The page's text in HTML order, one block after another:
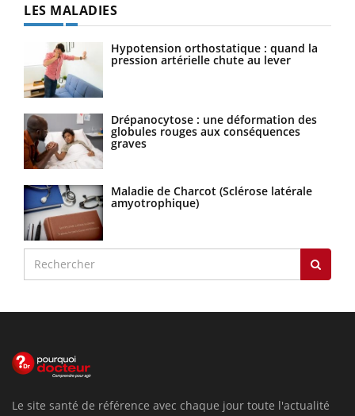
LES MALADIES
Hypotension orthostatique : quand la
pression artérielle chute au lever
Drépanocytose : une déformation des
globules rouges aux conséquences
graves
Maladie de Charcot (Sclérose latérale
amyotrophique)
Le site santé de référence avec chaque jour toute l'actualité